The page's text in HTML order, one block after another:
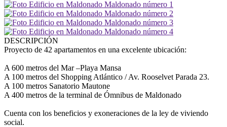
DESCRIPCIÓN
Proyecto de 42 apartamentos en una excelente ubicación:
A 600 metros del Mar –Playa Mansa
A 100 metros del Shopping Atlántico / Av. Rooselvet Parada 23.
A 100 metros Sanatorio Mautone
A 400 metros de la terminal de Ómnibus de Maldonado
Cuenta con los beneficios y exoneraciones de la ley de viviendo
social.